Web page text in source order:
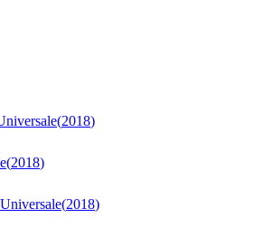
(2018)
(2018)
(2018)